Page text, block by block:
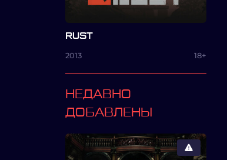
RUST
2013 18+
НЕДАВНО
ДОБАВЛЕНЫ